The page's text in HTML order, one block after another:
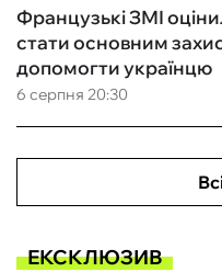
6 серпня 20:30
Французькі ЗМІ
стати основним
допомогти українцю
ЕКСКЛЮЗИВ